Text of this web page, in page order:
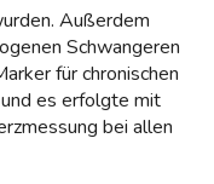
Außerdem
Schwangeren
für chronischen
es erfolgte mit
bei allen